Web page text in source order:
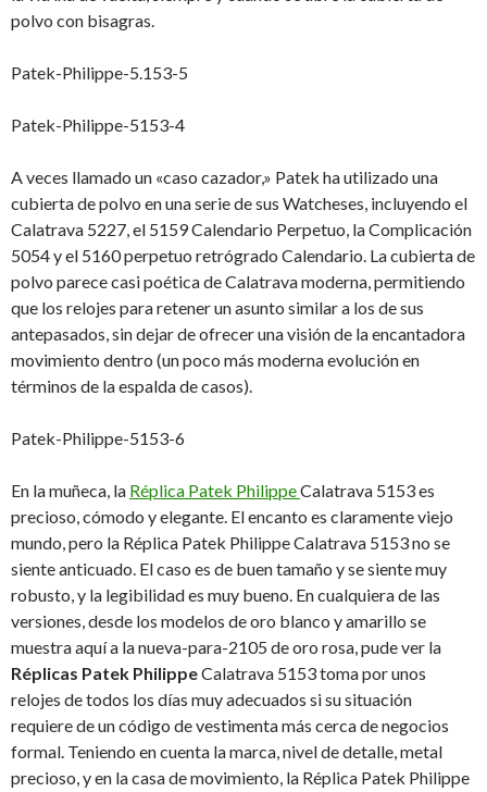
polvo con bisagras.
Patek-Philippe-5.153-5
Patek-Philippe-5153-4
A veces llamado un «caso cazador,» Patek ha utilizado una
cubierta de polvo en una serie de sus Watcheses, incluyendo el
Calatrava 5227, el 5159 Calendario Perpetuo, la Complicación
5054 y el 5160 perpetuo retrógrado Calendario. La cubierta de
polvo parece casi poética de Calatrava moderna, permitiendo
que los relojes para retener un asunto similar a los de sus
antepasados, sin dejar de ofrecer una visión de la encantadora
movimiento dentro (un poco más moderna evolución en
términos de la espalda de casos).
Patek-Philippe-5153-6
En la muñeca, la Réplica Patek PhilippeCalatrava 5153 es
precioso, cómodo y elegante. El encanto es claramente viejo
mundo, pero la Réplica Patek Philippe Calatrava 5153 no se
siente anticuado. El caso es de buen tamaño y se siente muy
robusto, y la legibilidad es muy bueno. En cualquiera de las
versiones, desde los modelos de oro blanco y amarillo se
muestra aquí a la nueva-para-2105 de oro rosa, pude ver la
Réplicas Patek PhilippeCalatrava 5153 toma por unos
relojes de todos los días muy adecuados si su situación
requiere de un código de vestimenta más cercade negocios
formal. Teniendo en cuenta la marca, nivel de detalle, metal
precioso, y en la casa de movimiento, la Réplica Patek Philippe